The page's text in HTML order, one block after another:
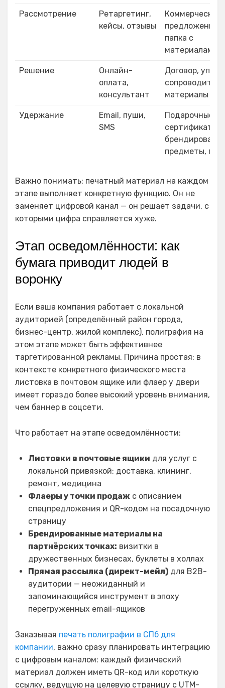
Рассмотрение
Ретаргетинг,
кейсы, отзывы
Коммерческое
предложение,
папка с
материалами
Решение
Онлайн-
оплата,
консультант
Договор,
материалы
Удержание
Email, пуши,
SMS
Подарочные
сертификаты,
предметы,
Важно понимать: печатный материал на каждом
этапе выполняет конкретную функцию. Он не
заменяет цифровой канал — он решает задачи, с
которыми цифра справляется хуже.
Этап осведомлённости: как
бумага приводит людей в
воронку
Если ваша компания работает с локальной
аудиторией (определённый район города,
бизнес-центр, жилой комплекс), полиграфия на
этом этапе может быть эффективнее
таргетированной рекламы. Причина простая: в
контексте конкретного физического места
листовка в почтовом ящике или флаер у двери
имеет гораздо более высокий уровень внимания,
чем баннер в соцсети.
Что работает на этапе осведомлённости:
Листовки в почтовые ящики для услуг с
локальной привязкой: доставка, клининг,
ремонт, медицина
Флаеры у точки продаж с описанием
спецпредложения и QR-кодом на посадочную
страницу
Брендированные материалы на
партнёрских точках: визитки в
дружественных бизнесах, буклеты в холлах
Прямая рассылка (директ-мейл) для B2B-
аудитории — неожиданный и
запоминающийся инструмент в эпоху
перегруженных email-ящиков
Заказывая печать полиграфии в СПб для
компании, важно сразу планировать интеграцию
с цифровым каналом: каждый физический
материал должен иметь QR-код или короткую
ссылку, ведущую на целевую страницу с UTM-